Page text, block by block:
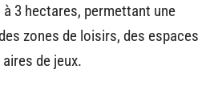
3 hectares, permettant une
zones de loisirs, des espaces
de jeux.